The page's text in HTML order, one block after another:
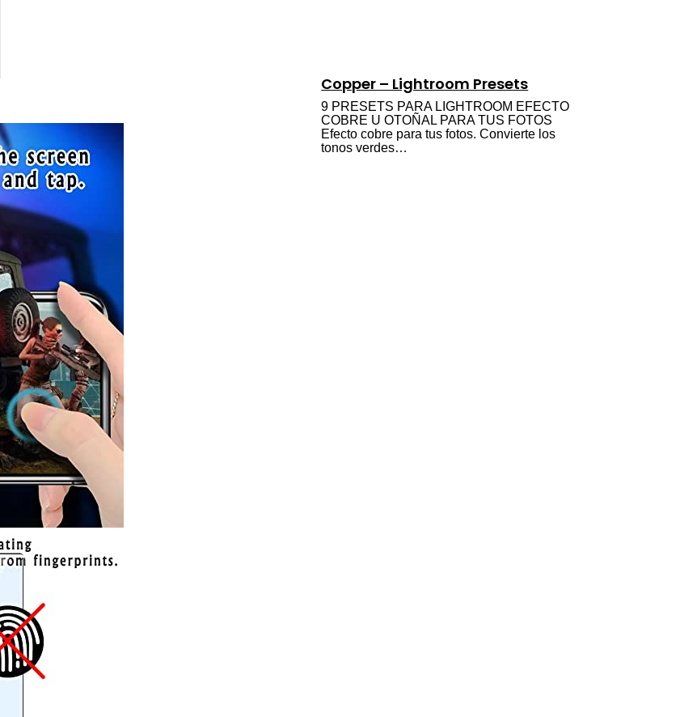
Copper – Lightroom Presets
9 PRESETS PARA LIGHTROOM EFECTO
COBRE U OTOÑAL PARA TUS FOTOS
Efecto cobre para tus fotos. Convierte los
tonos verdes…